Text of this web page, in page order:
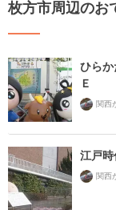
枚方市周辺のお
ひら
Ｅ
江戸